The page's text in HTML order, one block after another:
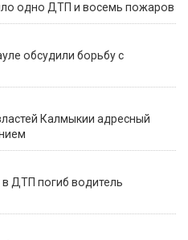
появится в
Ткачева
РОССИЙСКОЙ
КАЛМЫКИЯ